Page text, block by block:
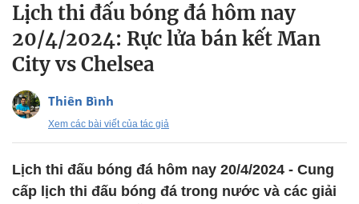
Lịch thi đấu bóng đá hôm nay
20/4/2024: Rực lửa bán kết Man
City vs Chelsea
Thiên Bình
Xem các bài viết của tác giả
Lịch thi đấu bóng đá hôm nay 20/4/2024 - Cung
cấp lịch thi đấu bóng đá trong nước và các giải